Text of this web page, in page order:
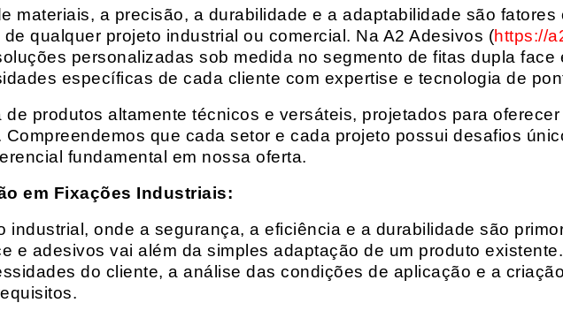
materiais, a precisão, a durabilidade e a adaptabilidade são fatores
qualquer projeto industrial ou comercial. Na A2 Adesivos (https://
personalizadas sob medida no segmento de fitas dupla face
específicas de cada cliente com expertise e tecnologia de
produtos altamente técnicos e versáteis, projetados para
que cada setor e cada projeto possui desafios
fundamental em nossa oferta.
em Fixações Industriais:
industrial, onde a segurança, a eficiência e a durabilidade são
e adesivos vai além da simples adaptação de um produto
do cliente, a análise das condições de aplicação e a